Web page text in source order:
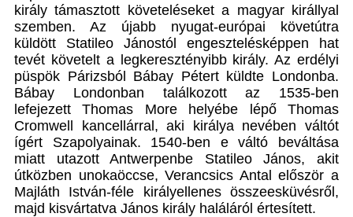
király támasztott követeléseket a magyar királlyal
szemben. Az újabb nyugat-európai követútra
küldött Statileo Jánostól engesztelésképpen hat
tevét követelt a legkeresztényibb király. Az erdélyi
püspök Párizsból Bábay Pétert küldte Londonba.
Bábay Londonban találkozott az 1535-ben
lefejezett Thomas More helyébe lépő Thomas
Cromwell kancellárral, aki királya nevében váltót
ígért Szapolyainak. 1540-ben e váltó beváltása
miatt utazott Antwerpenbe Statileo János, akit
útközben unokaöccse, Verancsics Antal először a
Majláth István-féle királyellenes összeesküvésről,
majd kisvártatva János király haláláról értesített.